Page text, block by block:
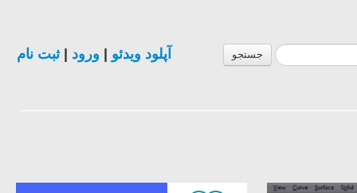
جستجو آپلود ویدئو ورود |ثبت نام